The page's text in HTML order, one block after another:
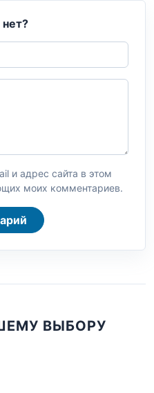
и адрес сайта в этом
моих комментариев.
ВЫБОРУ